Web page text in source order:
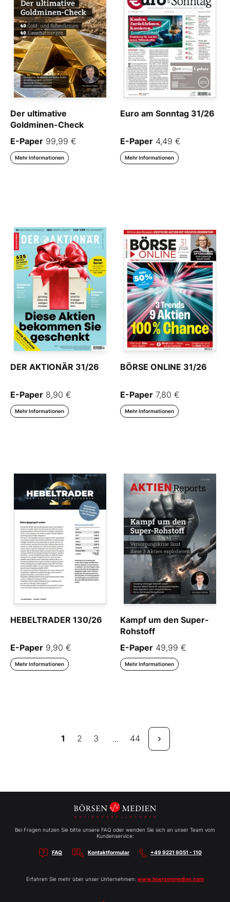
Der ultimative
Goldminen-Check
E-Paper 99,99 €
Mehr Informationen
Euro am Sonntag 31/26
E-Paper 4,49 €
Mehr Informationen
DER AKTIONÄR 31/26
E-Paper 8,90 €
Mehr Informationen
BÖRSE ONLINE 31/26
E-Paper 7,80 €
Mehr Informationen
HEBELTRADER 130/26
E-Paper 9,90 €
Mehr Informationen
Kampf um den Super-
Rohstoff
E-Paper 49,99 €
Mehr Informationen
1 2 3 ... 44
Bei Fragen nutzen Sie bitte unsere FAQ oder wenden Sie sich an unser Team vom
Kundenservice:
FAQ Kontaktformular +49 9221 9051 - 110
Erfahren Sie mehr über unser Unternehmen: www.boersenmedien.com